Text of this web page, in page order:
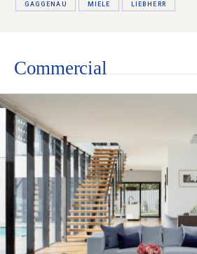
GAGGENAU MIELE LIEBHERR
Commercial